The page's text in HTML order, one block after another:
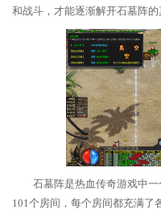
和战斗，才能逐渐解开石墓阵的
石墓阵是热血传奇游戏中
101个房间，每个房间都充满了